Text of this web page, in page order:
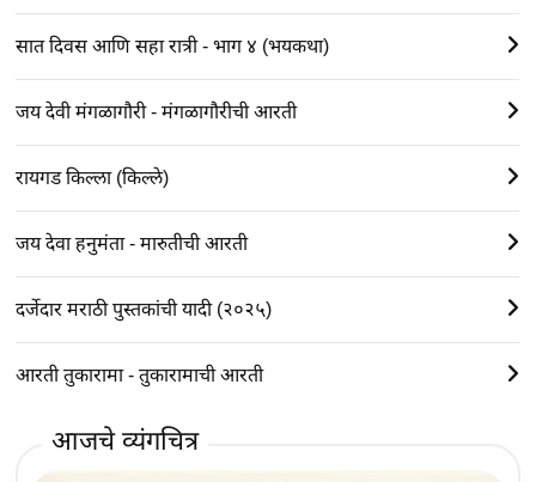
सात दिवस आणि सहा रात्री - भाग ४ (भयकथा)
जय देवी मंगळागौरी - मंगळागौरीची आरती
रायगड किल्ला (किल्ले)
जय देवा हनुमंता - मारुतीची आरती
दर्जेदार मराठी पुस्तकांची यादी (२०२५)
आरती तुकारामा - तुकारामाची आरती
आजचे व्यंगचित्र